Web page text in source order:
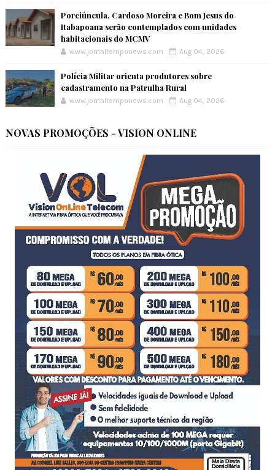
Porciúncula, Cardoso Moreira e Bom Jesus do
Itabapoana serão contemplados com unidades
habitacionais do MCMV
www.jornaltemponews.com Aug 04, 2026
Polícia Militar orienta produtores sobre
cadastramento na Patrulha Rural
www.jornaltemponews.com Aug 04, 2026
NOVAS PROMOÇÕES - VISION ONLINE